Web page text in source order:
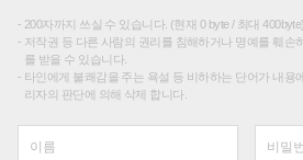
200자까지 쓰실 수 있습니다. (현재 0 byte / 최대 400byte)
저작권 등 다른 사람의 권리를 침해하거나 명예를 훼손
를 받을 수 있습니다.
타인에게 불쾌감을 주는 욕설 등 비하하는 단어가 내용
리자의 판단에 의해 삭제 합니다.